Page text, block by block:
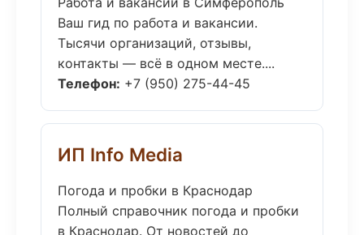
Ваш гид по работа и вакансии.
Тысячи организаций, отзывы,
контакты — всё в одном месте....
Телефон: +7 (950) 275-44-45
ИП Info Media
Погода и пробки в Краснодар
Полный справочник погода и пробки
в Краснодар. От новостей до